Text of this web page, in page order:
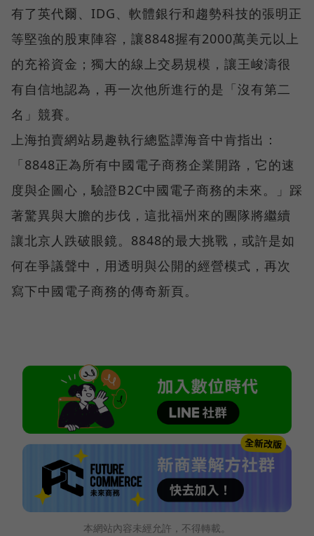
有了英代爾、IDG、軟體銀行和趨勢科技的張明正
等堅強的股東陣容，讓8848握有2000萬美元以上
的充裕資金；獨大的線上交易規模，讓王峻濤很
有自信地認為，再一次他所進行的是「沒有第二
名」競賽。
上海拍賣網站易趣執行總監譚海音中肯指出：
「8848正為所有中國電子商務企業開路，它的速
度與企圖心，驗證B2C中國電子商務的未來。」踩
著驚異與大膽的步伐，這批福州來的團隊將繼續
讓北京人跌破眼鏡。8848的最大挑戰，或許是如
何在爭議聲中，用透明與公開的經營模式，再次
寫下中國電子商務的傳奇新頁。
本網站內容未經允許，不得轉載。